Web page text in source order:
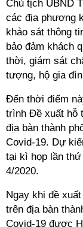
Chủ tịch UBND
các địa phương
khảo sát thông
bảo đảm khách
thời, giám sát
tượng, hộ gia
Đến thời điểm
trình Đề xuất hỗ
địa bàn thành
Covid-19. Dự
tại kì họp lần
4/2020.
Ngay khi đề
trên địa bàn
Covid-19 được